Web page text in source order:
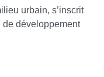
urbain, s’inscrit
développement